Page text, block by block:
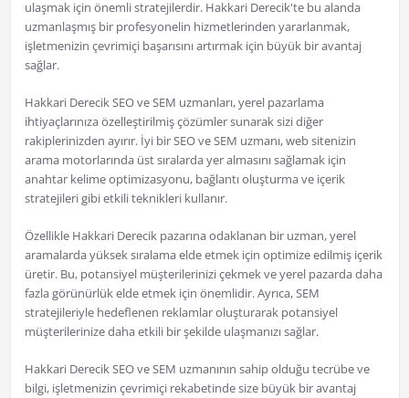
ulaşmak için önemli stratejilerdir. Hakkari Derecik'te bu alanda
uzmanlaşmış bir profesyonelin hizmetlerinden yararlanmak,
işletmenizin çevrimiçi başarısını artırmak için büyük bir avantaj
sağlar.
Hakkari Derecik SEO ve SEM uzmanları, yerel pazarlama
ihtiyaçlarınıza özelleştirilmiş çözümler sunarak sizi diğer
rakiplerinizden ayırır. İyi bir SEO ve SEM uzmanı, web sitenizin
arama motorlarında üst sıralarda yer almasını sağlamak için
anahtar kelime optimizasyonu, bağlantı oluşturma ve içerik
stratejileri gibi etkili teknikleri kullanır.
Özellikle Hakkari Derecik pazarına odaklanan bir uzman, yerel
aramalarda yüksek sıralama elde etmek için optimize edilmiş içerik
üretir. Bu, potansiyel müşterilerinizi çekmek ve yerel pazarda daha
fazla görünürlük elde etmek için önemlidir. Ayrıca, SEM
stratejileriyle hedeflenen reklamlar oluşturarak potansiyel
müşterilerinize daha etkili bir şekilde ulaşmanızı sağlar.
Hakkari Derecik SEO ve SEM uzmanının sahip olduğu tecrübe ve
bilgi, işletmenizin çevrimiçi rekabetinde size büyük bir avantaj